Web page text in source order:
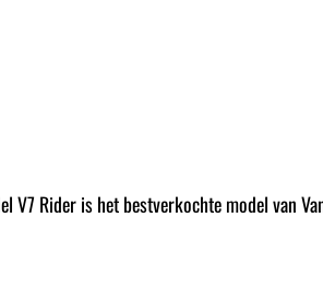
V7 Rider is het bestverkochte model van